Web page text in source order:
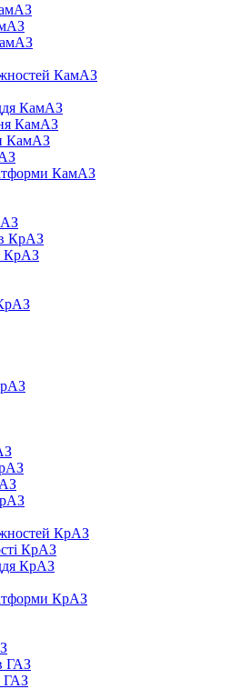
КамАЗ
КамАЗ
КамАЗ
КамАЗ
КамАЗ
КрАЗ
КрАЗ
КрАЗ
КрАЗ
КрАЗ
КрАЗ
ГАЗ
ГАЗ